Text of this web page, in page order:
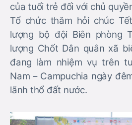
của tuổi trẻ đối với chủ
Tổ chức thăm hỏi chúc
lượng bộ đội Biên phòng
lượng Chốt Dân quân xã
đang làm nhiệm vụ trên
Nam – Campuchia ngày
lãnh thổ đất nước.